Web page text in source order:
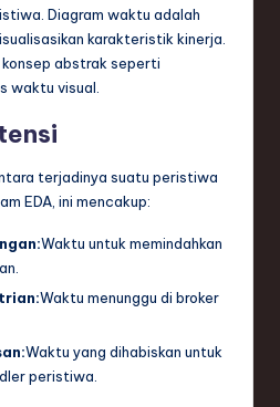
Diagram waktu adalah
karakteristik kinerja.
konsep abstrak seperti
waktu visual.
terjadinya suatu peristiwa
EDA, ini mencakup:
Waktu untuk memindahkan
Waktu menunggu di broker
Waktu yang dihabiskan untuk
peristiwa.